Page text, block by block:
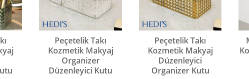
Peçetelik Takı
Kozmetik Makyaj
Organizer
Düzenleyici Kutu
Peçetelik Takı
Kozmetik Makyaj
Düzenleyici
Organizer Kutu